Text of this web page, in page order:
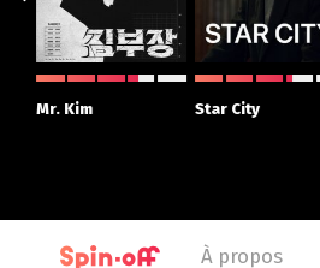
Mr. Kim Star City
À propos